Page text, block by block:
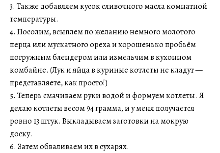
3. Также добавляем кусок сливочного масла комнатной
температуры.
4. Посолим, всыплем по желанию немного молотого
перца или мускатного ореха и хорошенько пробьём
погружным блендером или измельчим в кухонном
комбайне. (Лук и яйца в куриные котлеты не кладут —
представляете, как просто!)
5. Теперь смачиваем руки водой и формуем котлеты. Я
делаю котлеты весом 94 грамма, и у меня получается
ровно 13 штук. Выкладываем заготовки на мокрую
доску.
6. Затем обваливаем их в сухарях.